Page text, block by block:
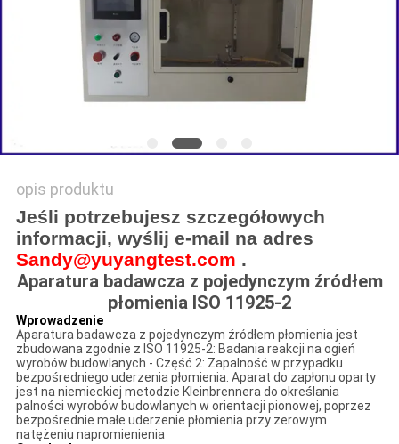
PRYWATNOŚCI
opis produktu
Jeśli potrzebujesz szczegółowych
informacji, wyślij e-mail na adres
Sandy@yuyangtest.com .
Aparatura badawcza z pojedynczym źródłem
płomienia ISO 11925-2
Wprowadzenie
Aparatura badawcza z pojedynczym źródłem płomienia jest
zbudowana zgodnie z ISO 11925-2: Badania reakcji na ogień
wyrobów budowlanych - Część 2: Zapalność w przypadku
bezpośredniego uderzenia płomienia. Aparat do zapłonu oparty
jest na niemieckiej metodzie Kleinbrennera do określania
palności wyrobów budowlanych w orientacji pionowej, poprzez
bezpośrednie małe uderzenie płomienia przy zerowym
natężeniu napromienienia